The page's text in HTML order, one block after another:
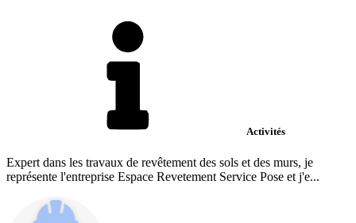
Activités
Expert dans les travaux de revêtement des sols et des murs, je
représente l'entreprise Espace Revetement Service Pose et j'e...